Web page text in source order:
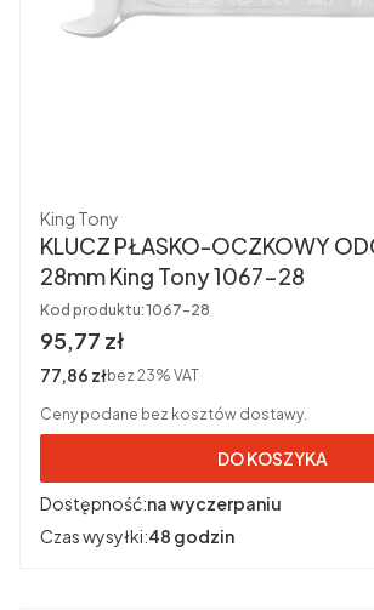
Producent
King Tony
KLUCZ PŁASKO-OCZKOWY ODGIĘTY 70*
28mm King Tony 1067-28
Kod produktu: 1067-28
Cena brutto
95,77 zł
Cena netto
77,86 złbez 23% VAT
Ceny podane bez kosztów dostawy.
DO KOSZYKA
Dostępność:na wyczerpaniu
Czas wysyłki:48 godzin